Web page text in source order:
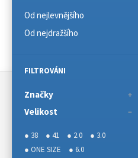
Od nejlevnějšího
Od nejdražšího
FILTROVÁNI
Značky
Velikost
● 38 ● 41 ● 2.0
● 3.0
● ONE SIZE
● 6.0